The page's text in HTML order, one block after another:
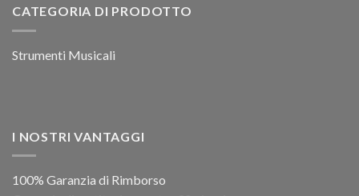
CATEGORIA DI PRODOTTO
Strumenti Musicali
I NOSTRI VANTAGGI
100% Garanzia di Rimborso